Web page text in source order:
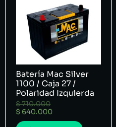
Batería Mac Silver
1100 / Caja 27 /
Polaridad Izquierda
$710.000
$ 640.000